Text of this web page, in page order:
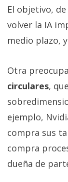
El objetivo,
volver la IA
medio plazo,
Otra
circulares,
ejemplo,
compra sus
compra
dueña de